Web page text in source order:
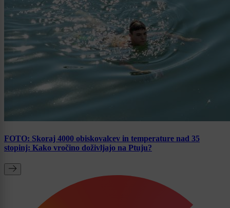
FOTO: Skoraj 4000 obiskovalcev in temperature nad 35
stopinj: Kako vročino doživljajo na Ptuju?